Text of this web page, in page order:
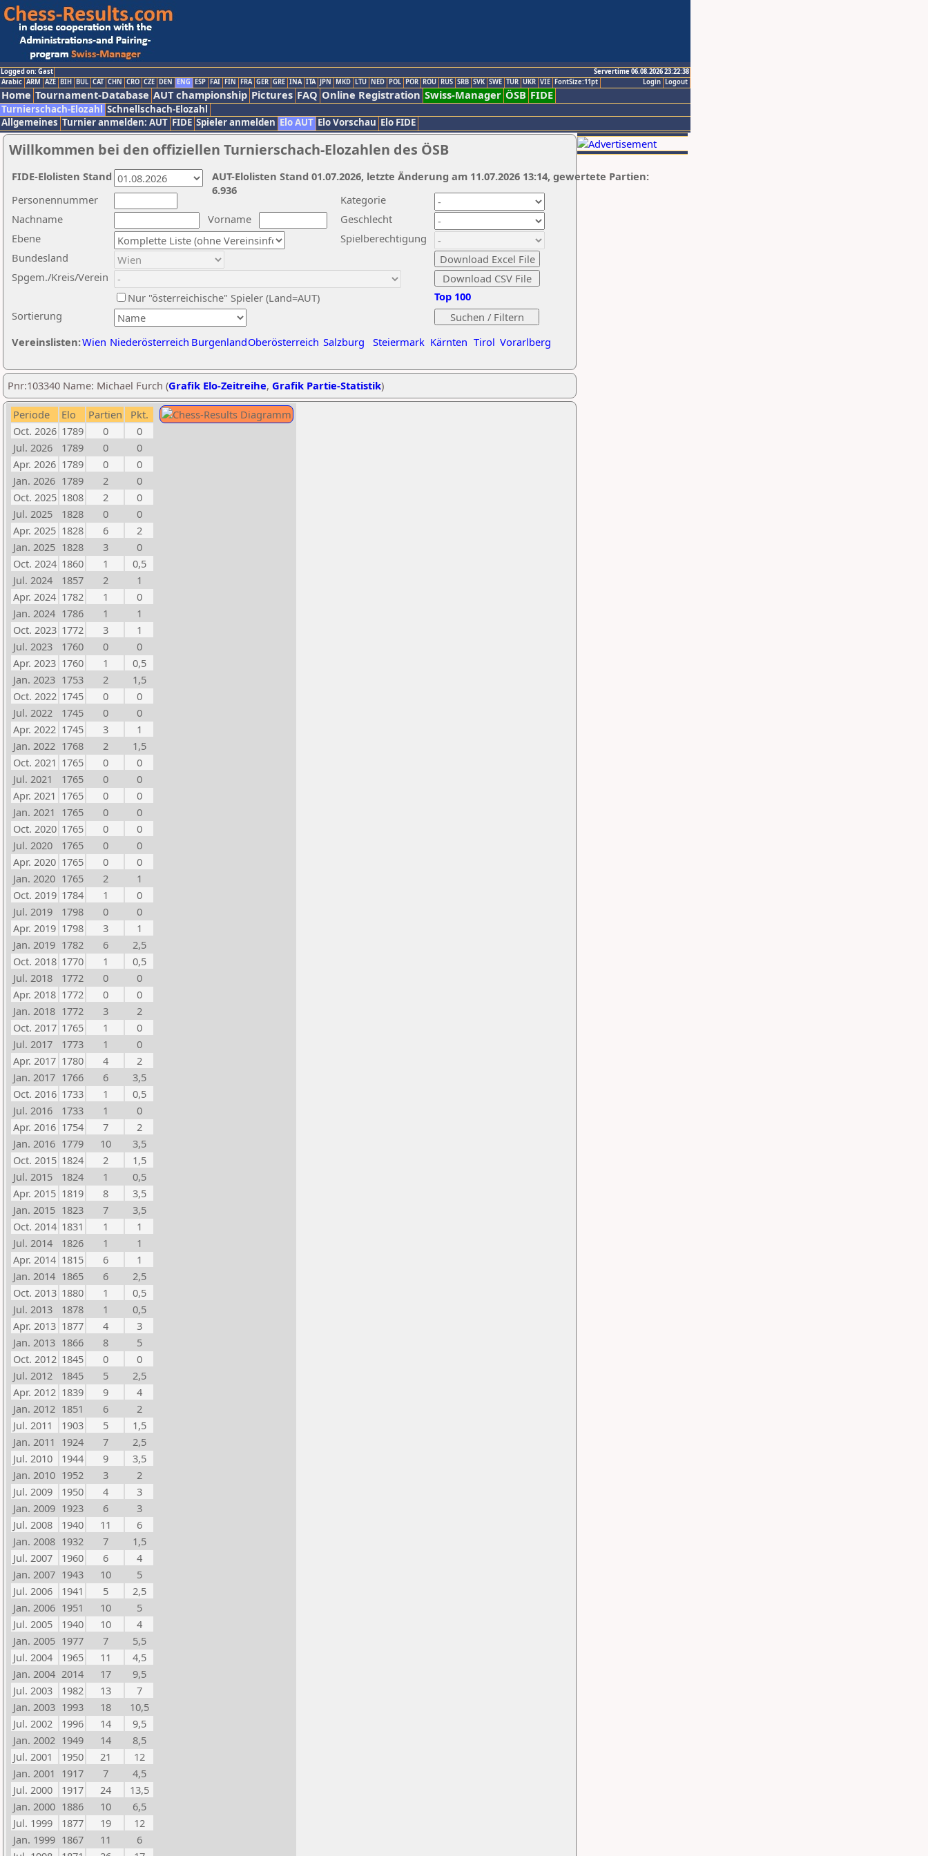
Logged on: Gast
Servertime 06.08.2026 23:22:38
Logout
Login
Arabic ARM AZE BIH BUL CAT CHN CRO CZE DEN ENG ESP FAI FIN FRA GER GRE INA ITA JPN MKD LTU NED POL POR ROU RUS SRB SVK SWE TUR UKR VIE FontSize:11pt
Home Tournament-Database AUT championship Pictures FAQ Online Registration Swiss-Manager ÖSB FIDE
Turnierschach-Elozahl Schnellschach-Elozahl
Allgemeines Turnier anmelden: AUT FIDE Spieler anmelden Elo AUT Elo Vorschau Elo FIDE
Willkommen bei den offiziellen Turnierschach-Elozahlen des ÖSB
Nachname
Vorname
Ebene
Kategorie
Sortierung
Personennummer
Bundesland
Spgem./Kreis/Verein
Geschlecht
Nur "österreichische" Spieler (Land=AUT)
Spielberechtigung
Vereinslisten:Wien Niederösterreich BurgenlandOberösterreich Salzburg Steiermark Kärnten Tirol Vorarlberg
Top 100
AUT-Elolisten Stand 01.07.2026, letzte Änderung am 11.07.2026 13:14, gewertete Partien:
6.936
FIDE-Elolisten Stand
Pnr:103340 Name: Michael Furch (Grafik Elo-Zeitreihe, Grafik Partie-Statistik)
Periode Elo Partien
Pkt.
Oct. 2026 1789 0
0
Jul. 2026
1789 0
0
Apr. 2026 1789 0
0
Jan. 2026 1789 2
0
Oct. 2025 1808 2
0
Jul. 2025
1828 0
0
Apr. 2025 1828 6
2
Jan. 2025 1828 3
0
Oct. 2024 1860 1
0,5
Jul. 2024
1857 2
1
Apr. 2024 1782 1
0
Jan. 2024 1786 1
1
Oct. 2023 1772 3
1
Jul. 2023
1760 0
0
Apr. 2023 1760 1
0,5
Jan. 2023 1753 2
1,5
Oct. 2022 1745 0
0
Jul. 2022
1745 0
0
Apr. 2022 1745 3
1
Jan. 2022 1768 2
1,5
Oct. 2021 1765 0
0
Jul. 2021
1765 0
0
Apr. 2021 1765 0
0
Jan. 2021 1765 0
0
Oct. 2020 1765 0
0
Jul. 2020
1765 0
0
Apr. 2020 1765 0
0
Jan. 2020 1765 2
1
Oct. 2019 1784 1
0
Jul. 2019
1798 0
0
Apr. 2019 1798 3
1
Jan. 2019 1782 6
2,5
Oct. 2018 1770 1
0,5
Jul. 2018
1772 0
0
Apr. 2018 1772 0
0
Jan. 2018 1772 3
2
Oct. 2017 1765 1
0
Jul. 2017
1773 1
0
Apr. 2017 1780 4
2
Jan. 2017 1766 6
3,5
Oct. 2016 1733 1
0,5
Jul. 2016
1733 1
0
Apr. 2016 1754 7
2
Jan. 2016 1779 10
3,5
Oct. 2015 1824 2
1,5
Jul. 2015
1824 1
0,5
Apr. 2015 1819 8
3,5
Jan. 2015 1823 7
3,5
Oct. 2014 1831 1
1
Jul. 2014
1826 1
1
Apr. 2014 1815 6
1
Jan. 2014 1865 6
2,5
Oct. 2013 1880 1
0,5
Jul. 2013
1878 1
0,5
Apr. 2013 1877 4
3
Jan. 2013 1866 8
5
Oct. 2012 1845 0
0
Jul. 2012
1845 5
2,5
Apr. 2012 1839 9
4
Jan. 2012 1851 6
2
Jul. 2011
1903 5
1,5
Jan. 2011 1924 7
2,5
Jul. 2010
1944 9
3,5
Jan. 2010 1952 3
2
Jul. 2009
1950 4
3
Jan. 2009 1923 6
3
Jul. 2008
1940 11
6
Jan. 2008 1932 7
1,5
Jul. 2007
1960 6
4
Jan. 2007 1943 10
5
Jul. 2006
1941 5
2,5
Jan. 2006 1951 10
5
Jul. 2005
1940 10
4
Jan. 2005 1977 7
5,5
Jul. 2004
1965 11
4,5
Jan. 2004 2014 17
9,5
Jul. 2003
1982 13
7
Jan. 2003 1993 18
10,5
Jul. 2002
1996 14
9,5
Jan. 2002 1949 14
8,5
Jul. 2001
1950 21
12
Jan. 2001 1917 7
4,5
Jul. 2000
1917 24
13,5
Jan. 2000 1886 10
6,5
Jul. 1999
1877 19
12
Jan. 1999 1867 11
6